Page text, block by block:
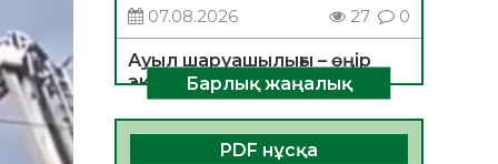
07.08.2026
27 0
Ауыл шаруашылығы – өңір
экономикасының негізгі
тірегі
06.08.2026
35 0
Барлық жаңалық
PDF нұсқа